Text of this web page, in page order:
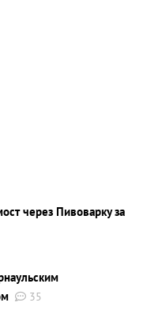
через Пивоварку за
35